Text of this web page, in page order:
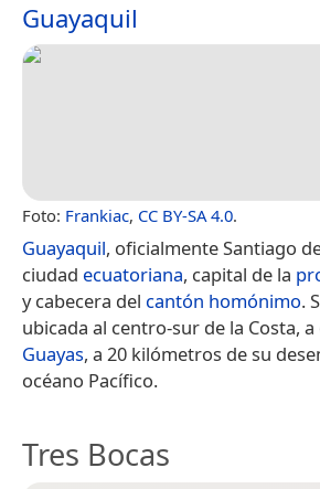
Guayaquil
Foto: Frankiac, CC BY-SA 4.0.
Guayaquil, oficialmente Santiago
ciudad ecuatoriana, capital de la
y cabecera del cantón homónimo.
ubicada al centro-sur de la Costa,
Guayas, a 20 kilómetros de su
océano Pacífico.
Tres Bocas